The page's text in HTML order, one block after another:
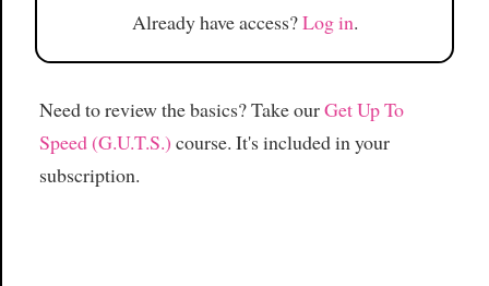
Already have access?Log in.
Need to review the basics? Take ourGet Up To
Speed (G.U.T.S.) course. It's included in your
subscription.